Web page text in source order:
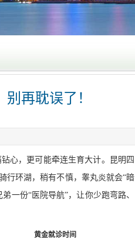
再耽误了！
心，更可能牵连生育大计。昆明四
行环湖，稍有不慎，睾丸炎就会“暗
一份“医院导航”，让你少跑弯路、
黄金就诊时间